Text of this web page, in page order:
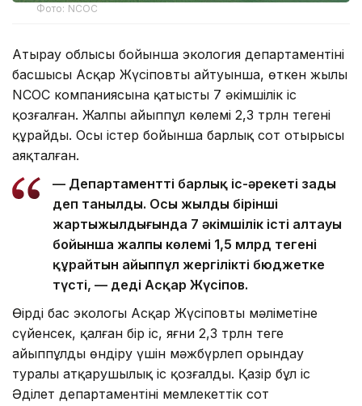
Фото: NCOC
Атырау облысы бойынша экология департаментінің
басшысы Асқар Жүсіповтың айтуынша, өткен жылы
NCOC компаниясына қатысты 7 әкімшілік іс
қозғалған. Жалпы айыппұл көлемі 2,3 трлн теңгені
құрайды. Осы істер бойынша барлық сот отырысы
аяқталған.
— Департаменттің барлық іс-әрекеті заңды
деп танылды. Осы жылдың бірінші
жартыжылдығында 7 әкімшілік істің алтауы
бойынша жалпы көлемі 1,5 млрд теңгені
құрайтын айыппұл жергілікті бюджетке
түсті, — деді Асқар Жүсіпов.
Өңірдің бас экологы Асқар Жүсіповтың мәліметіне
сүйенсек, қалған бір іс, яғни 2,3 трлн теңге
айыппұлды өндіру үшін мәжбүрлеп орындау
туралы атқарушылық іс қозғалды. Қазір бұл іс
Әділет департаментінің мемлекеттік сот